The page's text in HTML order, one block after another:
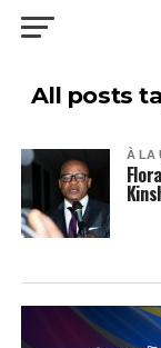
All posts
À LA